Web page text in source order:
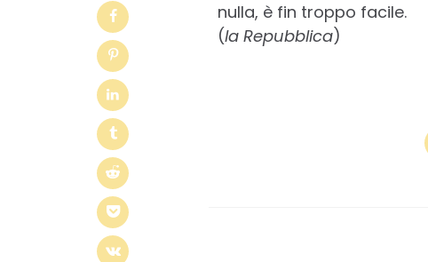
nulla, è fin troppo facile.
(la Repubblica)